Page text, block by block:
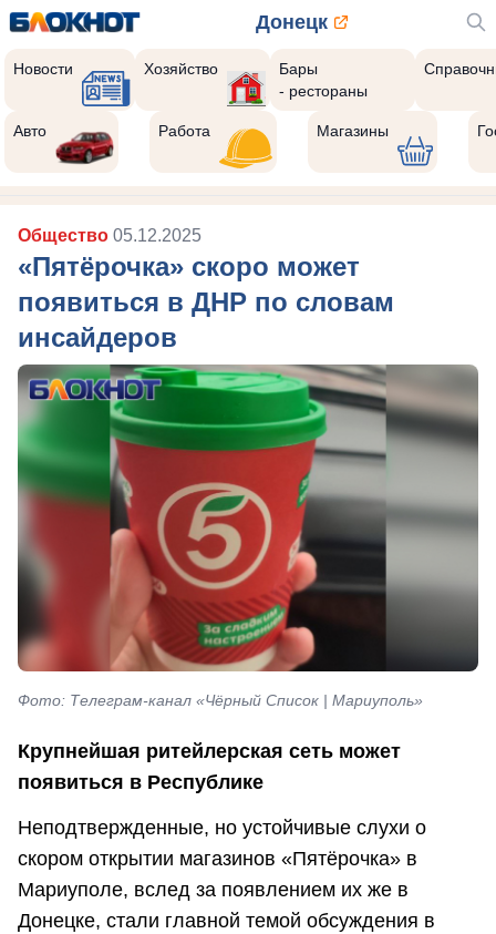
Донецк
Новости Хозяйство
Бары
- рестораны
Авто Работа Магазины
Общество 05.12.2025
«Пятёрочка» скоро может
появиться в ДНР по словам
инсайдеров
Фото: Телеграм-канал «Чёрный Список | Мариуполь»
Крупнейшая ритейлерская сеть может
появиться в Республике
Неподтвержденные, но устойчивые слухи о
скором открытии магазинов «Пятёрочка» в
Мариуполе, вслед за появлением их же в
Донецке, стали главной темой обсуждения в